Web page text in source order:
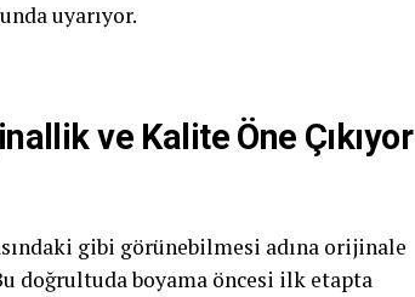
uyarıyor.
ve Kalite Öne Çıkıyor
gibi görünebilmesi adına orijinale
doğrultuda boyama öncesi ilk etapta